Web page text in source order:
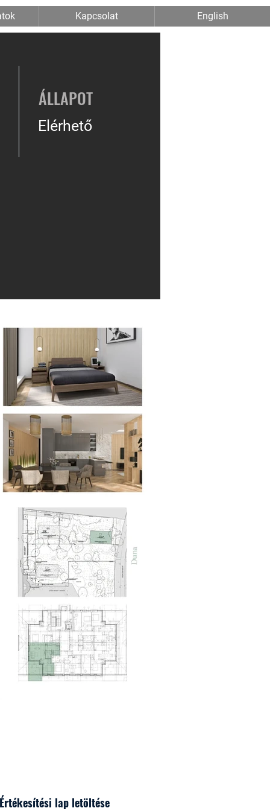
Kapcsolat English
ÁLLAPOT
Elérhető
Értékesítési lap letöltése